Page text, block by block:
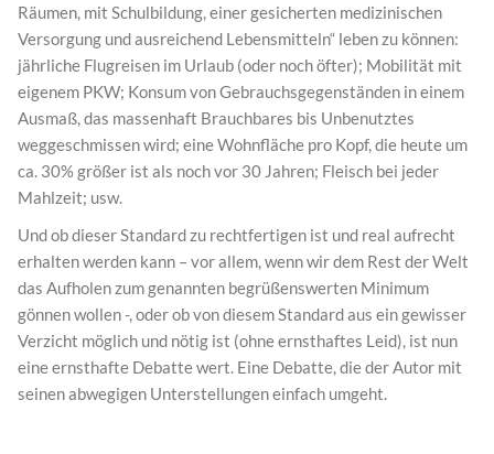
Räumen, mit Schulbildung, einer gesicherten medizinischen
Versorgung und ausreichend Lebensmitteln“ leben zu können:
jährliche Flugreisen im Urlaub (oder noch öfter); Mobilität mit
eigenem PKW; Konsum von Gebrauchsgegenständen in einem
Ausmaß, das massenhaft Brauchbares bis Unbenutztes
weggeschmissen wird; eine Wohnfläche pro Kopf, die heute um
ca. 30% größer ist als noch vor 30 Jahren; Fleisch bei jeder
Mahlzeit; usw.
Und ob dieser Standard zu rechtfertigen ist und real aufrecht
erhalten werden kann – vor allem, wenn wir dem Rest der Welt
das Aufholen zum genannten begrüßenswerten Minimum
gönnen wollen -, oder ob von diesem Standard aus ein gewisser
Verzicht möglich und nötig ist (ohne ernsthaftes Leid), ist nun
eine ernsthafte Debatte wert. Eine Debatte, die der Autor mit
seinen abwegigen Unterstellungen einfach umgeht.